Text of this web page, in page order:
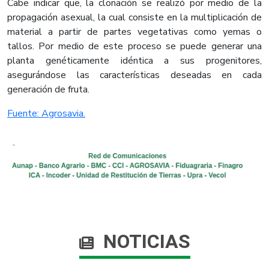
Cabe indicar que, la clonación se realizó por medio de la
propagación asexual, la cual consiste en la multiplicación de
material a partir de partes vegetativas como yemas o
tallos. Por medio de este proceso se puede generar una
planta genéticamente idéntica a sus progenitores,
asegurándose las características deseadas en cada
generación de fruta.
Fuente: Agrosavia.​
NOTICIAS